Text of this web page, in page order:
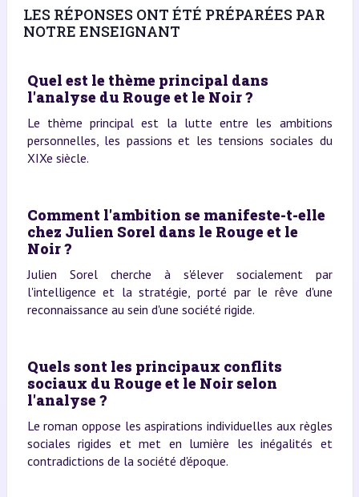
LES RÉPONSES ONT ÉTÉ PRÉPARÉES PAR
NOTRE ENSEIGNANT
Quel est le thème principal dans
l'analyse du Rouge et le Noir ?
Le thème principal est la lutte entre les ambitions
personnelles, les passions et les tensions sociales du
XIXe siècle.
Comment l'ambition se manifeste-t-elle
chez Julien Sorel dans le Rouge et le
Noir ?
Julien Sorel cherche à s'élever socialement par
l'intelligence et la stratégie, porté par le rêve d'une
reconnaissance au sein d'une société rigide.
Quels sont les principaux conflits
sociaux du Rouge et le Noir selon
l'analyse ?
Le roman oppose les aspirations individuelles aux règles
sociales rigides et met en lumière les inégalités et
contradictions de la société d'époque.